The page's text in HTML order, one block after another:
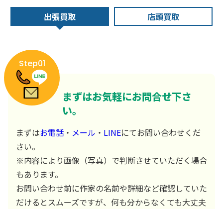
出張買取 店頭買取
Step01
まずはお気軽にお問合せ下さ
い。
まずはお電話 ・ メール ・ LINEにてお問い合わせくだ
さい。
※内容により画像（写真）で判断させていただく場合
もあります。
お問い合わせ前に作家の名前や詳細など確認していた
だけるとスムーズですが、何も分からなくても大丈夫